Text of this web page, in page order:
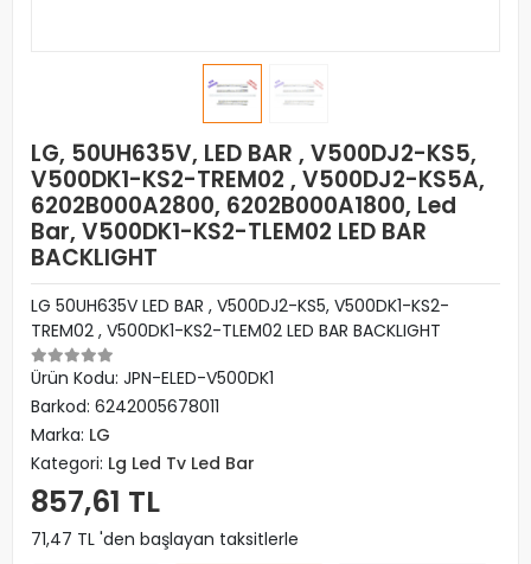
LG, 50UH635V, LED BAR , V500DJ2-KS5,
V500DK1-KS2-TREM02 , V500DJ2-KS5A,
6202B000A2800, 6202B000A1800, Led
Bar, V500DK1-KS2-TLEM02 LED BAR
BACKLIGHT
LG 50UH635V LED BAR , V500DJ2-KS5, V500DK1-KS2-
TREM02 , V500DK1-KS2-TLEM02 LED BAR BACKLIGHT
Ürün Kodu: JPN-ELED-V500DK1
Barkod: 6242005678011
Marka: LG
Kategori: Lg Led Tv Led Bar
857,61 TL
71,47 TL 'den başlayan taksitlerle